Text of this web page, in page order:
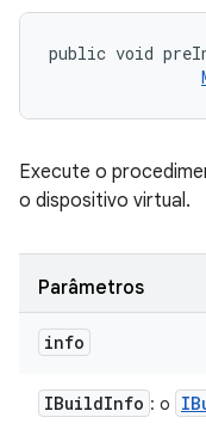
public void
Execute o
o dispositivo virtual.
Parâmetros
info
IBuildInfo : o